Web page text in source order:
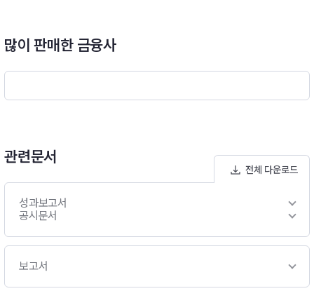
많이 판매한 금융사
관련문서
전체 다운로드
성과보고서
공시문서
보고서